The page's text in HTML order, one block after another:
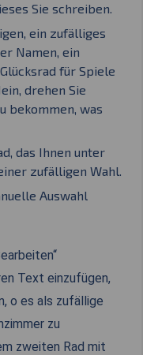
Sie schreiben.
ein zufälliges
Namen, ein
für Spiele
drehen Sie
bekommen, was
das Ihnen unter
zufälligen Wahl.
Auswahl
Text einzufügen,
o es als zufällige
zu
zweiten Rad mit